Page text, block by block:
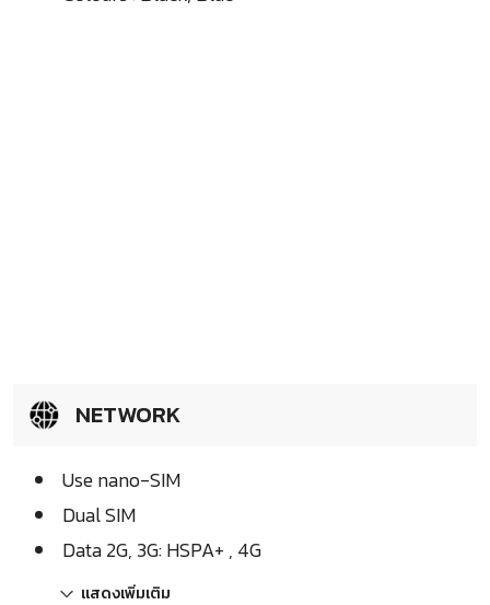
NETWORK
Use nano-SIM
Dual SIM
Data 2G, 3G: HSPA+ , 4G
แสดงเพิ่มเติม